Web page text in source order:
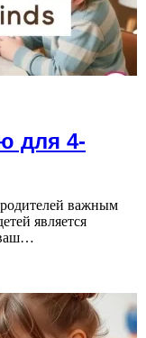
для 4-
важным
является